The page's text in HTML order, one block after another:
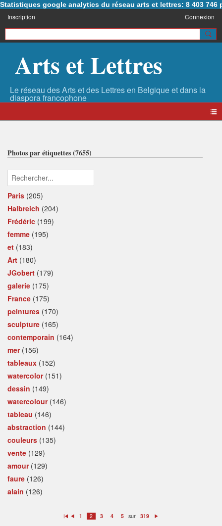
Statistiques google analytics du réseau arts et lettres: 8 403 746
Inscription Connexion
Arts et Lettres
Photos par étiquettes (7655)
Paris (205)
Halbreich (204)
Frédéric (199)
femme (195)
et (183)
Art (180)
JGobert (179)
galerie (175)
France (175)
peintures (170)
sculpture (165)
contemporain (164)
mer(156)
tableaux (152)
watercolor(151)
dessin (149)
watercolour(146)
tableau (146)
abstraction (144)
couleurs (135)
vente (129)
amour(129)
faure (126)
alain (126)
1 2 3 4 5 sur 319